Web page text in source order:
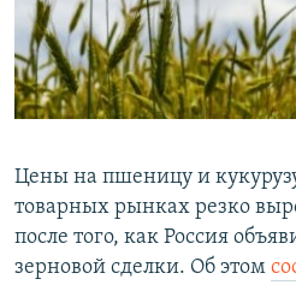
Цены на пшеницу и
товарных рынках резко
после того, как Россия
зерновой сделки. Об этом